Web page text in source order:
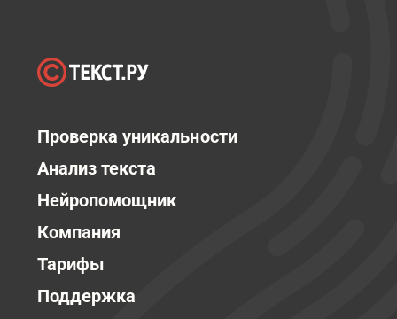
Проверка уникальности
Анализ текста
Нейропомощник
Компания
Тарифы
Поддержка